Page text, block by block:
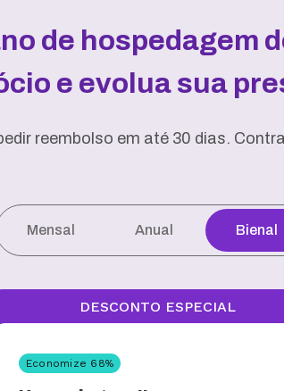
de hospedagem
e evolua sua
reembolso em até 30 dias.
Mensal Anual Bienal
Economize 68%
DESCONTO ESPECIAL